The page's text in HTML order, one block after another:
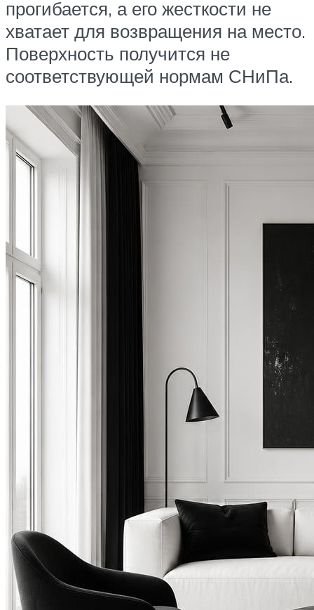
прогибается, а его жесткости не
хватает для возвращения на место.
Поверхность получится не
соответствующей нормам СНиПа.